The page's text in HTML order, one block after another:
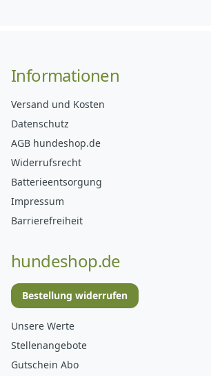
Informationen
Versand und Kosten
Datenschutz
AGB hundeshop.de
Widerrufsrecht
Batterieentsorgung
Impressum
Barrierefreiheit
hundeshop.de
Bestellung widerrufen
Unsere Werte
Stellenangebote
Gutschein Abo